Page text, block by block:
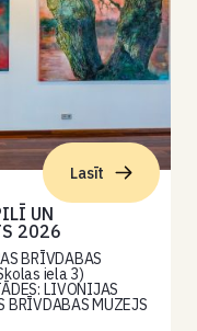
Lasīt
UN
2026
BRĪVDABAS
iela 3)
LIVONIJAS
BRĪVDABAS MUZEJS